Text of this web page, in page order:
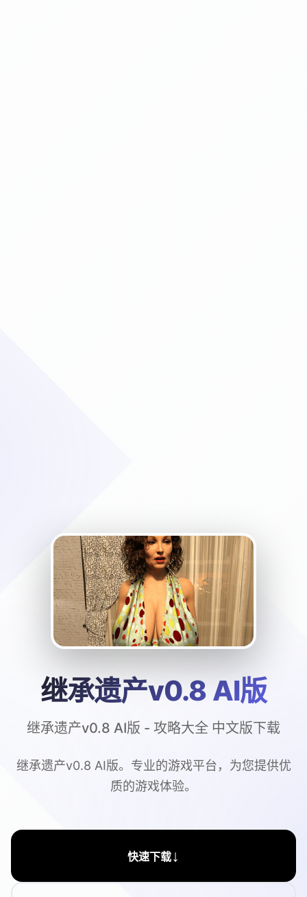
继承遗产v0.8 AI版
继承遗产v0.8 AI版 - 攻略大全 中文版下载
继承遗产v0.8 AI版。专业的游戏平台，为您提供优
质的游戏体验。
快速下载↓